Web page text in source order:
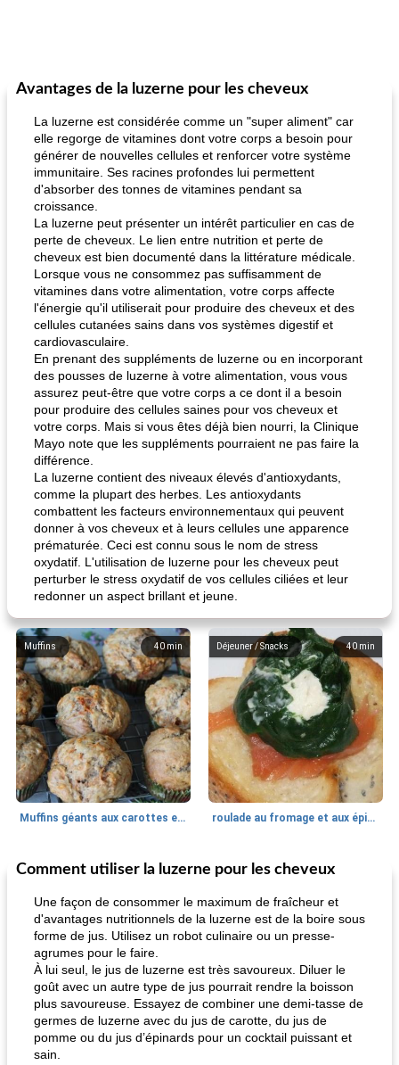
Avantages de la luzerne pour les cheveux
La luzerne est considérée comme un "super aliment" car
elle regorge de vitamines dont votre corps a besoin pour
générer de nouvelles cellules et renforcer votre système
immunitaire. Ses racines profondes lui permettent
d'absorber des tonnes de vitamines pendant sa
croissance.
La luzerne peut présenter un intérêt particulier en cas de
perte de cheveux. Le lien entre nutrition et perte de
cheveux est bien documenté dans la littérature médicale.
Lorsque vous ne consommez pas suffisamment de
vitamines dans votre alimentation, votre corps affecte
l'énergie qu'il utiliserait pour produire des cheveux et des
cellules cutanées sains dans vos systèmes digestif et
cardiovasculaire.
En prenant des suppléments de luzerne ou en incorporant
des pousses de luzerne à votre alimentation, vous vous
assurez peut-être que votre corps a ce dont il a besoin
pour produire des cellules saines pour vos cheveux et
votre corps. Mais si vous êtes déjà bien nourri, la Clinique
Mayo note que les suppléments pourraient ne pas faire la
différence.
La luzerne contient des niveaux élevés d'antioxydants,
comme la plupart des herbes. Les antioxydants
combattent les facteurs environnementaux qui peuvent
donner à vos cheveux et à leurs cellules une apparence
prématurée. Ceci est connu sous le nom de stress
oxydatif. L'utilisation de luzerne pour les cheveux peut
perturber le stress oxydatif de vos cellules ciliées et leur
redonner un aspect brillant et jeune.
40 min
Muffins
Muffins géants aux carottes et à la banane de Nif
40 min
Déjeuner / Snacks
roulade au fromage et aux épinards
30min
Marques de confiance: recettes et
fiesta tostadas
Viande et volaille
le méga's jopp joes
Comment utiliser la luzerne pour les cheveux
Une façon de consommer le maximum de fraîcheur et
d'avantages nutritionnels de la luzerne est de la boire sous
forme de jus. Utilisez un robot culinaire ou un presse-
agrumes pour le faire.
À lui seul, le jus de luzerne est très savoureux. Diluer le
goût avec un autre type de jus pourrait rendre la boisson
plus savoureuse. Essayez de combiner une demi-tasse de
germes de luzerne avec du jus de carotte, du jus de
pomme ou du jus d’épinards pour un cocktail puissant et
sain.